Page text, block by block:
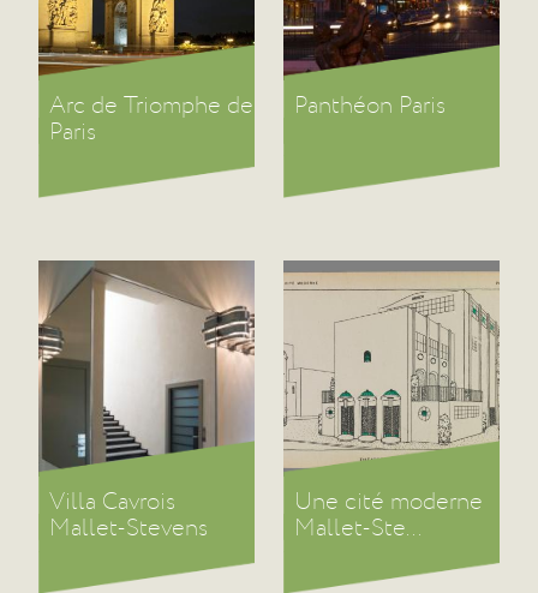
Arc de Triomphe de
Paris
Panthéon Paris
Villa Cavrois
Mallet-Stevens
Une cité moderne
Mallet-Ste...